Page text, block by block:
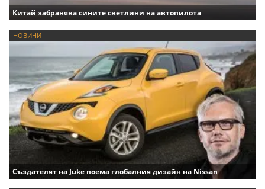
Китай забранява сините светлини на автопилота
НОВИНИ
Създателят на Juke поема глобалния дизайн на Nissan